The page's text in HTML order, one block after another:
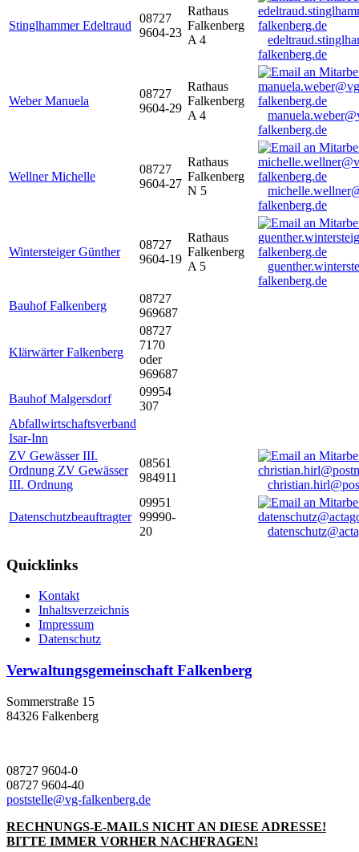
Stinglhammer Edeltraud
08727
9604-23
Rathaus
Falkenberg
A 4
falkenberg.de
Weber Manuela
08727
9604-29
Rathaus
Falkenberg
A 4
falkenberg.de
Wellner Michelle
08727
9604-27
Rathaus
Falkenberg
N 5
falkenberg.de
Wintersteiger Günther
08727
9604-19
Rathaus
Falkenberg
A 5
falkenberg.de
Bauhof Falkenberg
08727
969687
Klärwärter Falkenberg
08727
7170
oder
969687
Bauhof Malgersdorf
09954
307
Abfallwirtschaftsverband
Isar-Inn
ZV Gewässer III.
Ordnung ZV Gewässer
III. Ordnung
08561
984911
Datenschutzbeauftragter
09951
99990-
20
Quicklinks
Kontakt
Inhaltsverzeichnis
Impressum
Datenschutz
Verwaltungsgemeinschaft Falkenberg
Sommerstraße 15
84326 Falkenberg
08727 9604-0
08727 9604-40
poststelle@vg-falkenberg.de
RECHNUNGS-E-MAILS NICHT AN DIESE ADRESSE!
BITTE IMMER VORHER NACHFRAGEN!